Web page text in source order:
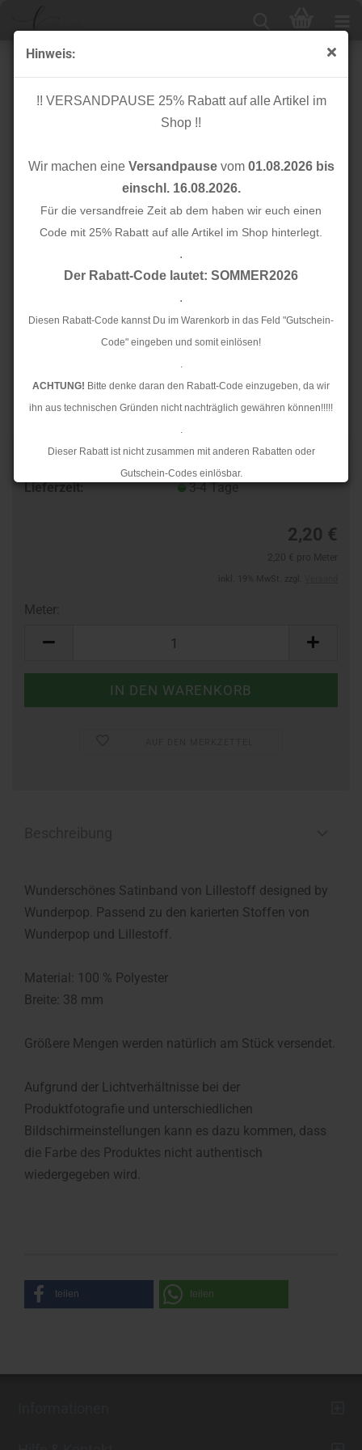
Hinweis:
!! VERSANDPAUSE 25% Rabatt auf alle Artikel im
Shop !!
Wir machen eine Versandpausevom 01.08.2026 bis
einschl. 16.08.2026.
Für die versandfreie Zeit ab dem haben wir euch einen
Code mit 25% Rabatt auf alle Artikel im Shop hinterlegt.
.
Der Rabatt-Code lautet: SOMMER2026
.
Diesen Rabatt-Code kannst Du im Warenkorb in das Feld "Gutschein-
Code" eingeben und somit einlösen!
.
ACHTUNG! Bitte denke daran den Rabatt-Code einzugeben, da wir
ihn aus technischen Gründen nicht nachträglich gewähren können!!!!!
.
Dieser Rabatt ist nicht zusammen mit anderen Rabatten oder
Gutschein-Codes einlösbar.
.
Rückstaus kann es jedoch zu längeren Lieferzeiten kommen.
Satinband - Oxford - grün blau - 38mm - Wunderpop -
Lillestoff
Lieferzeit:
3-4 Tage
2,20 €
Meter:
Wunderschönes Satinband von Lillestoff designed by
Wunderpop. Passend zu den karierten Stoffen von
Wunderpop und Lillestoff.
Material: 100 % Polyester
Breite: 38 mm
Größere Mengen werden natürlich am Stück versendet.
Aufgrund der Lichtverhältnisse bei der
Produktfotografie und unterschiedlichen
Bildschirmeinstellungen kann es dazu kommen, dass
die Farbe des Produktes nicht authentisch
wiedergegeben wird.
teilen teilen